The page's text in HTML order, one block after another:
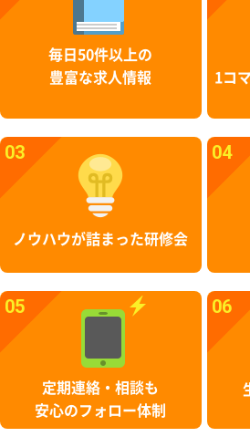
毎日50件以上の
豊富な求人情報
1コ
03
ノウハウが詰まった研修会
04
05
定期連絡・相談も
安心のフォロー体制
06